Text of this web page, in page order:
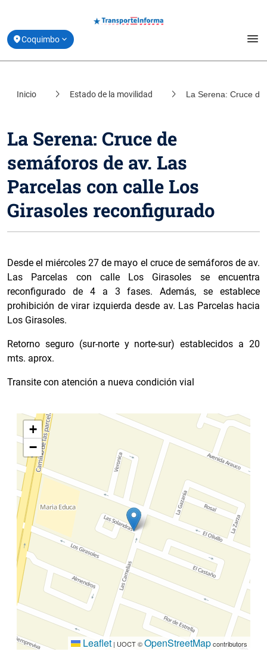
Coquimbo menu
Derribando Mitos
Centro de ayuda
Acerca de Transporte Informa
location_onSantiago
location_on Biobío
location_onLos Lagos
Inicio Estado de la movilidad La Serena: Cruce
La Serena: Cruce de
semáforos de av. Las
Parcelas con calle Los
Girasoles reconfigurado
Desde el miércoles 27 de mayo el cruce de semáforos de av.
Las Parcelas con calle Los Girasoles se encuentra
reconfigurado de 4 a 3 fases. Además, se establece
prohibición de virar izquierda desde av. Las Parcelas hacia
Los Girasoles.
Retorno seguro (sur-norte y norte-sur) establecidos a 20
mts. aprox.
Transite con atención a nueva condición vial
+
−
Leaflet | UOCT ©OpenStreetMapcontributors